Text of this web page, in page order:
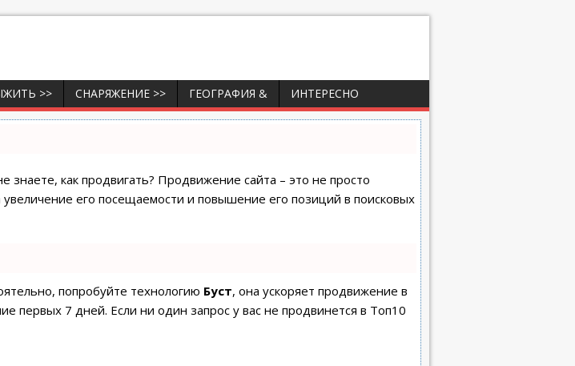
>> СНАРЯЖЕНИЕ >> ГЕОГРАФИЯ & ИНТЕРЕСНО
знаете, как продвигать? Продвижение сайта – это не просто
его посещаемости и повышение его позиций в поисковых
попробуйте технологию Буст, она ускоряет продвижение в
первых 7 дней. Если ни один запрос у вас не продвинется в Топ10